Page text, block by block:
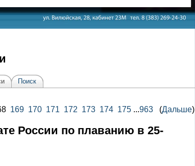
Поиск
169 170 171 172 173 174 175...963(Дальше)
России по плаванию в 25-